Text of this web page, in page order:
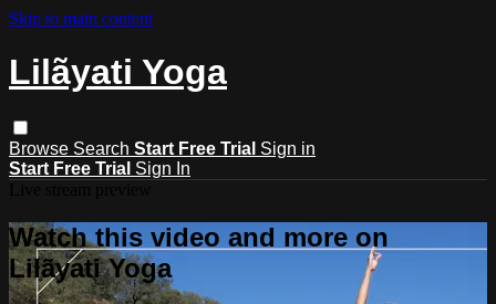
Skip to main content
Lilãyati Yoga
Browse Search Start Free Trial Sign in
Start Free Trial Sign In
Watch this video and more on
Lilãyati Yoga